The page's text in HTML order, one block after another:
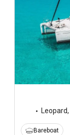
Leopard,
Bareboat